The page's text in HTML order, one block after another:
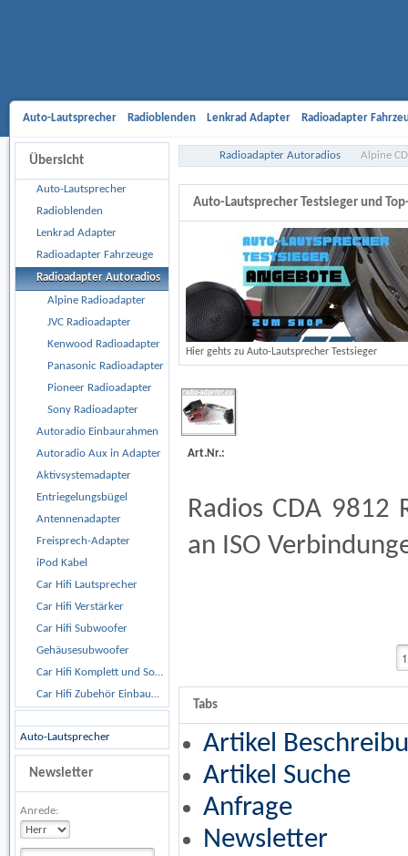
Auto-Lautsprecher Radioblenden Lenkrad Adapter Radioadapter
Aktivsystemadapter Entriegelungsbügel Antennenadapter Freisprech-
Car Hifi Komplett und Sonderangebote Car Hifi
Übersicht
Auto-Lautsprecher
Radioblenden
Lenkrad Adapter
Radioadapter Fahrzeuge
Radioadapter Autoradios
Alpine Radioadapter
JVC Radioadapter
Kenwood Radioadapter
Panasonic Radioadapter
Pioneer Radioadapter
Sony Radioadapter
Autoradio Einbaurahmen
Autoradio Aux in Adapter
Aktivsystemadapter
Entriegelungsbügel
Antennenadapter
Freisprech-Adapter
iPod Kabel
Car Hifi Lautsprecher
Car Hifi Verstärker
Car Hifi Subwoofer
Gehäusesubwoofer
Car Hifi Komplett und Sonderangebote
Car Hifi Zubehör Einbaumaterial
Auto-Lautsprecher
Newsletter
Anrede:
Radioadapter Autoradios Alpine
Auto-Lautsprecher Testsieger und
Hier gehts zu Auto-Lautsprecher Testsieger
Art.Nr.:
Radios CDA 9812
an ISO
Tabs
Artikel
Artikel Suche
Anfrage
Newsletter